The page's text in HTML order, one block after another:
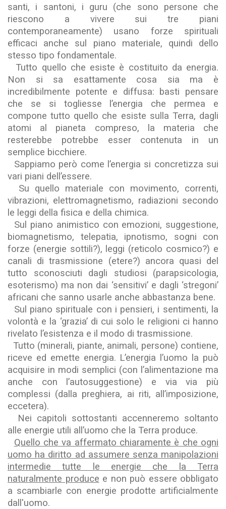
santi, i santoni, i guru (che sono persone che
riescono a vivere sui tre piani
contemporaneamente) usano forze spirituali
efficaci anche sul piano materiale, quindi dello
stesso tipo fondamentale.
Tutto quello che esiste è costituito da energia.
Non si sa esattamente cosa sia ma è
incredibilmente potente e diffusa: basti pensare
che se si togliesse l’energia che permea e
compone tutto quello che esiste sulla Terra, dagli
atomi al pianeta compreso, la materia che
resterebbe potrebbe esser contenuta in un
semplice bicchiere.
Sappiamo però come l’energia si concretizza sui
vari piani dell’essere.
Su quello materiale con movimento, correnti,
vibrazioni, elettromagnetismo, radiazioni secondo
le leggi della fisica e della chimica.
Sul piano animistico con emozioni, suggestione,
biomagnetismo, telepatia, ipnotismo, sogni con
forze (energie sottili?), leggi (reticolo cosmico?) e
canali di trasmissione (etere?) ancora quasi del
tutto sconosciuti dagli studiosi (parapsicologia,
esoterismo) ma non dai ‘sensitivi’ e dagli ‘stregoni’
africani che sanno usarle anche abbastanza bene.
Sul piano spirituale con i pensieri, i sentimenti, la
volontà e la ‘grazia’ di cui solo le religioni ci hanno
rivelato l’esistenza e il modo di trasmissione.
Tutto (minerali, piante, animali, persone) contiene,
riceve ed emette energia. L’energia l’uomo la può
acquisire in modi semplici (con l’alimentazione ma
anche con l’autosuggestione) e via via più
complessi (dalla preghiera, ai riti, all’imposizione,
eccetera).
Nei capitoli sottostanti accenneremo soltanto
alle energie utili all’uomo che la Terra produce.
Quello che va affermato chiaramente è che ogni
uomo ha diritto ad assumere senza manipolazioni
intermedie tutte le energie che la Terra
naturalmente produce e non può essere obbligato
a scambiarle con energie prodotte artificialmente
dall'uomo.